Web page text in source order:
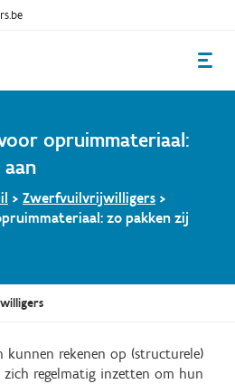
opruimmateriaal:
> Zwerfvuilvrijwilligers >
zo pakken zij
kunnen rekenen op (structurele)
regelmatig inzetten om hun